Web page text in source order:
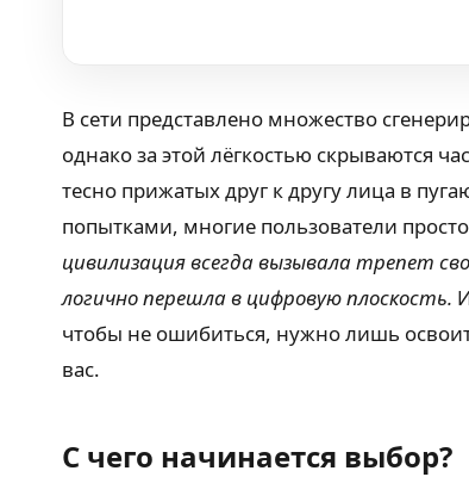
В сети представлено множество
однако за этой лёгкостью скрываются
тесно прижатых друг к другу лица в
попытками, многие пользователи
цивилизация всегда вызывала трепет
логично перешла в цифровую плоскость.
чтобы не ошибиться, нужно лишь
вас.
С чего начинается выбор?